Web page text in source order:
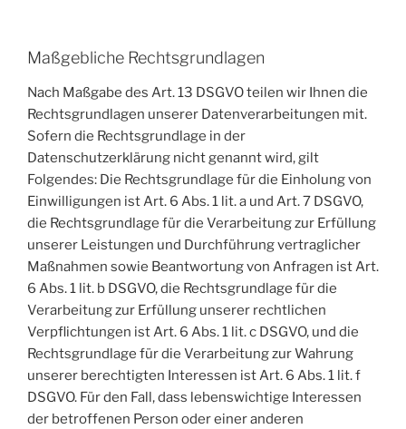
Maßgebliche Rechtsgrundlagen
Nach Maßgabe des Art. 13 DSGVO teilen wir Ihnen die
Rechtsgrundlagen unserer Datenverarbeitungen mit.
Sofern die Rechtsgrundlage in der
Datenschutzerklärung nicht genannt wird, gilt
Folgendes: Die Rechtsgrundlage für die Einholung von
Einwilligungen ist Art. 6 Abs. 1 lit. a und Art. 7 DSGVO,
die Rechtsgrundlage für die Verarbeitung zur Erfüllung
unserer Leistungen und Durchführung vertraglicher
Maßnahmen sowie Beantwortung von Anfragen ist Art.
6 Abs. 1 lit. b DSGVO, die Rechtsgrundlage für die
Verarbeitung zur Erfüllung unserer rechtlichen
Verpflichtungen ist Art. 6 Abs. 1 lit. c DSGVO, und die
Rechtsgrundlage für die Verarbeitung zur Wahrung
unserer berechtigten Interessen ist Art. 6 Abs. 1 lit. f
DSGVO. Für den Fall, dass lebenswichtige Interessen
der betroffenen Person oder einer anderen